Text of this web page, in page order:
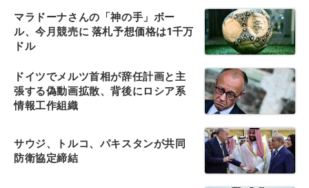
マラドーナさんの「神の手」ボー
ル、今月競売に 落札予想価格は1千万
ドル
ドイツでメルツ首相が辞任計画と主
張する偽動画拡散、背後にロシア系
情報工作組織
サウジ、トルコ、パキスタンが共同
防衛協定締結